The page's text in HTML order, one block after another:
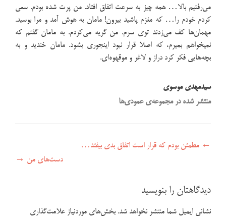
می‌رفتیم بالا… همه چیز به سرعت اتفاق افتاد. من پرت شده بودم. سعی
کردم خودم را… که مغزم پاشید بیرون! مامان به هوش آمد و مرا بوسید.
مهمان‌ها كف می‌زدند توی سرم. من گریه می‌کردم. به مامان گفتم که
نمیخواهم بمیرم، که اصلا قرار نبود اینجوری بشود. مامان خندید و به
بچه‌هایی فکر کرد دراز و لاغر و موقهوه‌ای.
سیدمهدی موسوی
منتشر شده در مجموعه‌ی عمودی‌ها
راهبری نوشته
← مطمئن بودم که قرار است اتفاق بدی بیفتد…
دست‌های من →
دیدگاهتان را بنویسید
نشانی ایمیل شما منتشر نخواهد شد. بخش‌های موردنیاز علامت‌گذاری